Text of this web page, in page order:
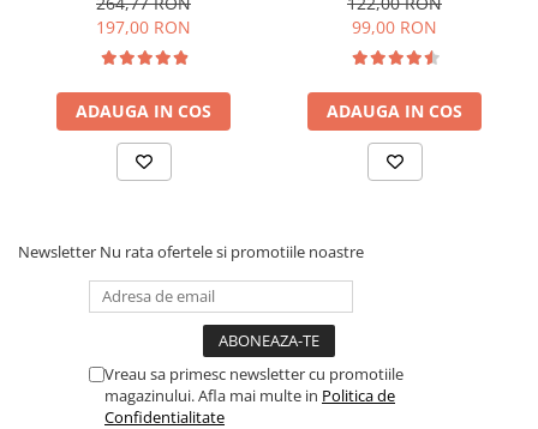
197,00 RON
ADAUGA IN COS
99,00 RON
ADAUGA IN COS
Newsletter Nu rata ofertele si promotiile noastre
Vreau sa primesc newsletter cu promotiile
magazinului. Afla mai multe in Politica de
Confidentialitate